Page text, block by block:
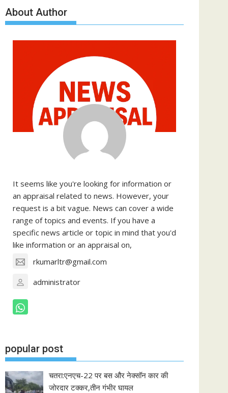
About Author
It seems like you're looking for information or
an appraisal related to news. However, your
request is a bit vague. News can cover a wide
range of topics and events. If you have a
specific news article or topic in mind that you'd
like information or an appraisal on,
rkumarltr@gmail.com
administrator
popular post
चतरा:एनएच-22 पर बस और नेक्सॉन कार की
जोरदार टक्कर,तीन गंभीर घायल